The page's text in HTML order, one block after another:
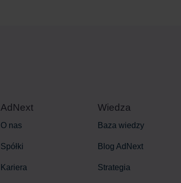
AdNext
O nas
Spółki
Kariera
Wiedza
Baza wiedzy
Blog AdNext
Strategia